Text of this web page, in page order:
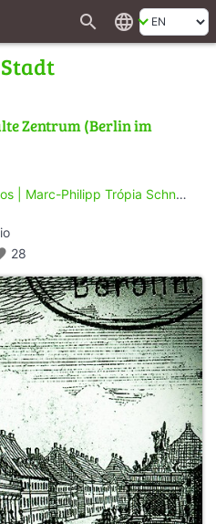
search language
Zentrum (Berlin im
| Marc-Philipp Trópia Schneider
28